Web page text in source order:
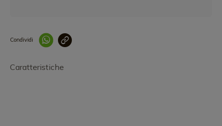
Condividi
Caratteristiche